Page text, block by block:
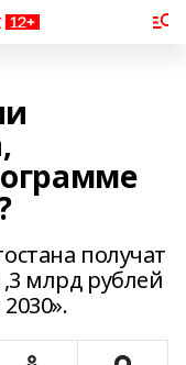
получат
млрд рублей